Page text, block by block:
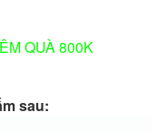
QUÀ 800K
sau: